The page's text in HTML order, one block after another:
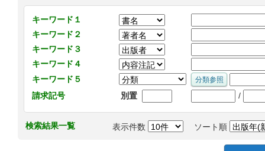
キーワード１
キーワード２
キーワード３
キーワード４
キーワード５
請求記号
別置 /
検索結果一覧 表示件数 ソート順